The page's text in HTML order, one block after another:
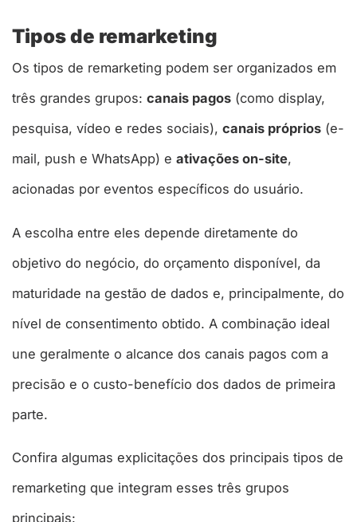
Tipos de remarketing
Os tipos de remarketing podem ser organizados em
três grandes grupos: canais pagos (como display,
pesquisa, vídeo e redes sociais), canais próprios (e-
mail, push e WhatsApp) e ativações on-site,
acionadas por eventos específicos do usuário.
A escolha entre eles depende diretamente do
objetivo do negócio, do orçamento disponível, da
maturidade na gestão de dados e, principalmente, do
nível de consentimento obtido. A combinação ideal
une geralmente o alcance dos canais pagos com a
precisão e o custo-benefício dos dados de primeira
parte.
Confira algumas explicitações dos principais tipos de
remarketing que integram esses três grupos
principais: